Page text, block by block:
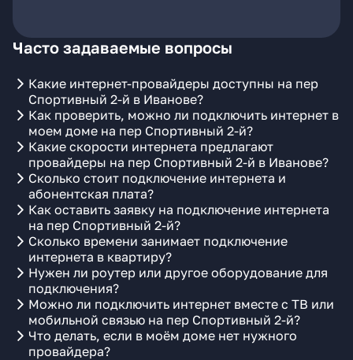
Часто задаваемые вопросы
Какие интернет-провайдеры доступны на пер
Спортивный 2-й в Иванове?
Как проверить, можно ли подключить интернет в
моем доме на пер Спортивный 2-й?
Какие скорости интернета предлагают
провайдеры на пер Спортивный 2-й в Иванове?
Сколько стоит подключение интернета и
абонентская плата?
Как оставить заявку на подключение интернета
на пер Спортивный 2-й?
Сколько времени занимает подключение
интернета в квартиру?
Нужен ли роутер или другое оборудование для
подключения?
Можно ли подключить интернет вместе с ТВ или
мобильной связью на пер Спортивный 2-й?
Что делать, если в моём доме нет нужного
провайдера?